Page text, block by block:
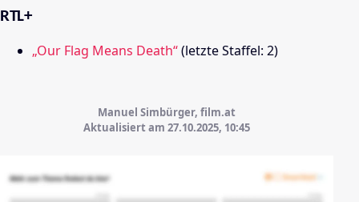
RTL+
„Our Flag Means Death“(letzte Staffel: 2)
Manuel Simbürger, film.at
Aktualisiert am 27.10.2025, 10:45